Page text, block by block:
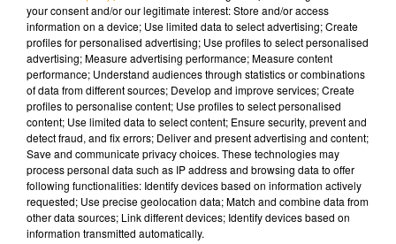
L’étude montre également que la fréquence joue un rôle
important : les personnes qui s’adonnent à ces activités au
moins une fois par semaine présenteraient un vieillissement
biologique environ 4 % plus lent. Plus l’engagement est
régulier et diversifié, plus les effets seraient marqués.
Les chercheurs insistent toutefois sur un point essentiel : ces
résultats ne signifient pas que les activités culturelles
remplacent l’exercice physique ou une bonne hygiène de vie.
your consent and/or our legitimate interest: Store and/or access
information on a device; Use limited data to select advertising; Create
profiles for personalised advertising; Use profiles to select personalised
advertising; Measure advertising performance; Measure content
performance; Understand audiences through statistics or combinations
of data from different sources; Develop and improve services; Create
profiles to personalise content; Use profiles to select personalised
content; Use limited data to select content; Ensure security, prevent and
detect fraud, and fix errors; Deliver and present advertising and content;
Save and communicate privacy choices. These technologies may
process personal data such as IP address and browsing data to offer
following functionalities: Identify devices based on information actively
requested; Use precise geolocation data; Match and combine data from
other data sources; Link different devices; Identify devices based on
information transmitted automatically.